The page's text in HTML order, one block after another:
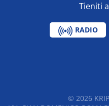
Tieniti
RADIO
© 2026